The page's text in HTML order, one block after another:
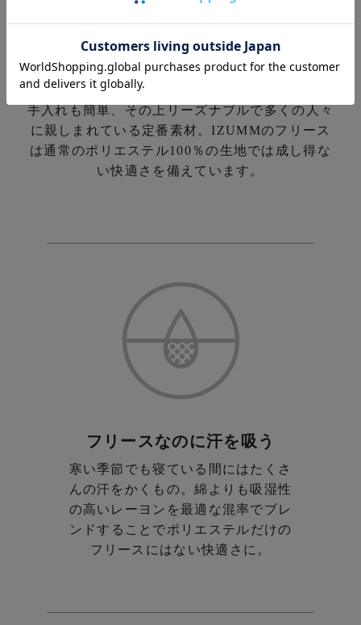
一般的にフリースとは、ポリエステル生地を柔ら
かく起毛させたもの。
手入れも簡単、その上リーズナブルで多くの人々
に親しまれている定番素材。 IZUMMのフリース
は通常のポリエステル100％の生地では成し得な
い快適さを備えています。
フリースなのに汗を吸う
寒い季節でも寝ている間にはたくさ
んの汗をかくもの。綿よりも吸湿性
の高いレーヨンを最適な混率でブレ
ンドすることでポリエステルだけの
フリースにはない快適さに。